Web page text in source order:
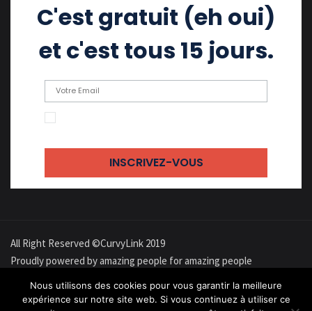
C'est gratuit (eh oui)
et c'est tous 15 jours.
All Right Reserved ©CurvyLink 2019
Proudly powered by amazing people for amazing people
À propos
Confidentialité Cookies Contact Newsletter
Nous utilisons des cookies pour vous garantir la meilleure
expérience sur notre site web. Si vous continuez à utiliser ce